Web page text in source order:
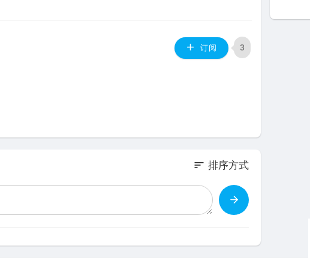
订阅 3
sort 排序方式